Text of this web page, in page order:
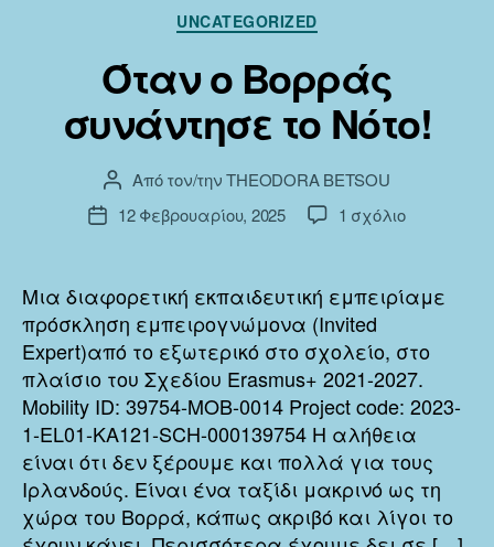
Κατηγορίες
UNCATEGORIZED
Όταν ο Βορράς
συνάντησε το Νότο!
Συντάκτης
άρθρου
Από τον/τηνTHEODORA BETSOU
Ημ.12 Φεβρουαρίου, 2025 1 σχόλιοστο
συνάντησε
Νότο!
Μια διαφορετική εκπαιδευτική εμπειρίαμε
πρόσκληση εμπειρογνώμονα (Invited
Expert)από το εξωτερικό στο σχολείο, στο
πλαίσιο τoυ Σχεδίου Erasmus+ 2021-2027.
Mobility ID: 39754-MOB-0014 Project code: 2023-
1-EL01-KA121-SCH-000139754 Η αλήθεια
είναι ότι δεν ξέρουμε και πολλά για τους
Ιρλανδούς. Είναι ένα ταξίδι μακρινό ως τη
χώρα του Βορρά, κάπως ακριβό και λίγοι το